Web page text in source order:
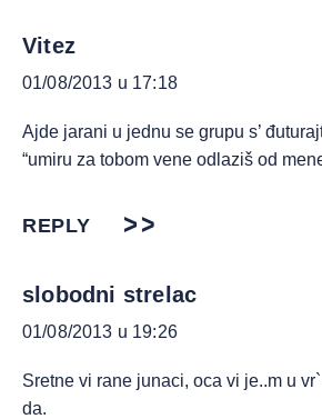
Vitez
01/08/2013 u 17:18
Ajde jarani u jednu se grupu s’
“umiru za tobom vene odlaziš od
REPLY
slobodni strelac
01/08/2013 u 19:26
Sretne vi rane junaci, oca vi je..m u
da.